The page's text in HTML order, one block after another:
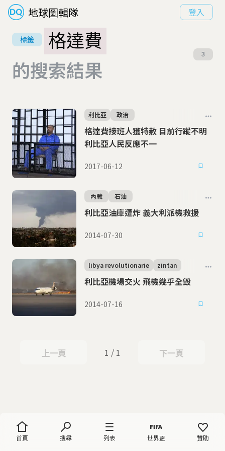
地球圖輯隊 登入
首頁 搜尋 列表 世界盃 贊助
標籤
格達費
的搜索結果
3
格達費接班人獲特赦 目前行蹤不明
利比亞人民反應不一
利比亞 政治
2017-06-12
利比亞油庫遭炸 義大利派機救援
內戰 石油
2014-07-30
利比亞機場交火 飛機幾乎全毀
libya revolutionarie zintan
2014-07-16
上一頁
上一頁 1 / 1 下一頁
下一頁